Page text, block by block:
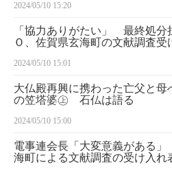
2024/05/10 15:20
「協力ありがたい」 最終処分
Ｏ、佐賀県玄海町の文献調査受
2024/05/10 15:01
大仏殿再興に携わった亡父と
の笠塔婆㊤ 石仏は語る
2024/05/10 15:00
電事連会長「大変意義がある
海町による文献調査の受け入れ